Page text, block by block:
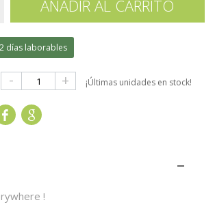
AÑADIR AL CARRITO
días laborables
- + ¡Últimas unidades en stock!
Share
!